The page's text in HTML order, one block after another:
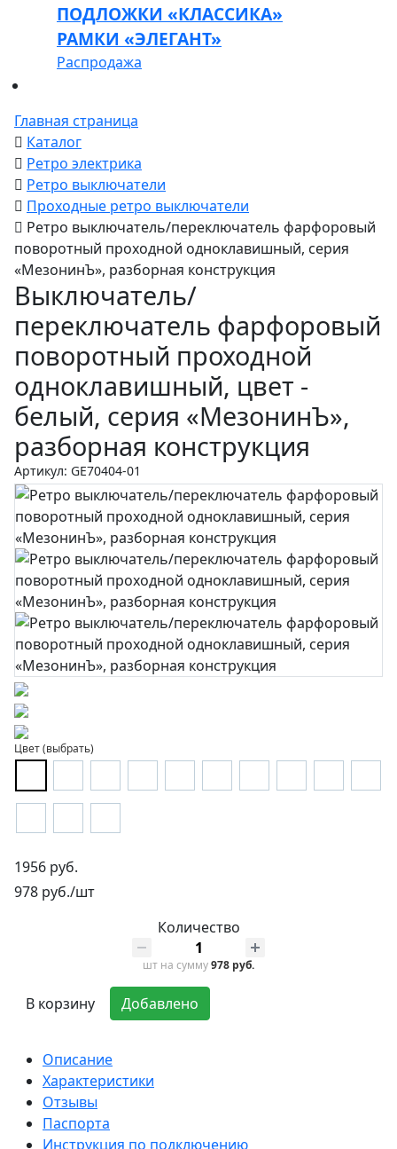
ПОДЛОЖКИ «КЛАССИКА»
РАМКИ «ЭЛЕГАНТ»
Распродажа
Главная страница
Каталог
Ретро электрика
Ретро выключатели
Проходные ретро выключатели
Ретро выключатель/переключатель фарфоровый
поворотный проходной одноклавишный, серия
«МезонинЪ», разборная конструкция
Выключатель/
переключатель фарфоровый
поворотный проходной
одноклавишный, цвет -
белый, серия «МезонинЪ»,
разборная конструкция
Артикул: GE70404-01
Цвет (выбрать)
1956 руб.
978 руб./шт
Количество
шт на сумму978 руб.
В корзину Добавлено
Описание
Характеристики
Отзывы
Паспорта
Инструкция по подключению